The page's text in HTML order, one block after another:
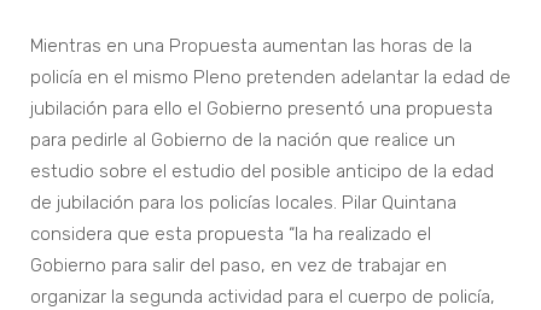
Mientras en una Propuesta aumentan las horas de la
policía en el mismo Pleno pretenden adelantar la edad de
jubilación para ello el Gobierno presentó una propuesta
para pedirle al Gobierno de la nación que realice un
estudio sobre el estudio del posible anticipo de la edad
de jubilación para los policías locales. Pilar Quintana
considera que esta propuesta “la ha realizado el
Gobierno para salir del paso, en vez de trabajar en
organizar la segunda actividad para el cuerpo de policía,